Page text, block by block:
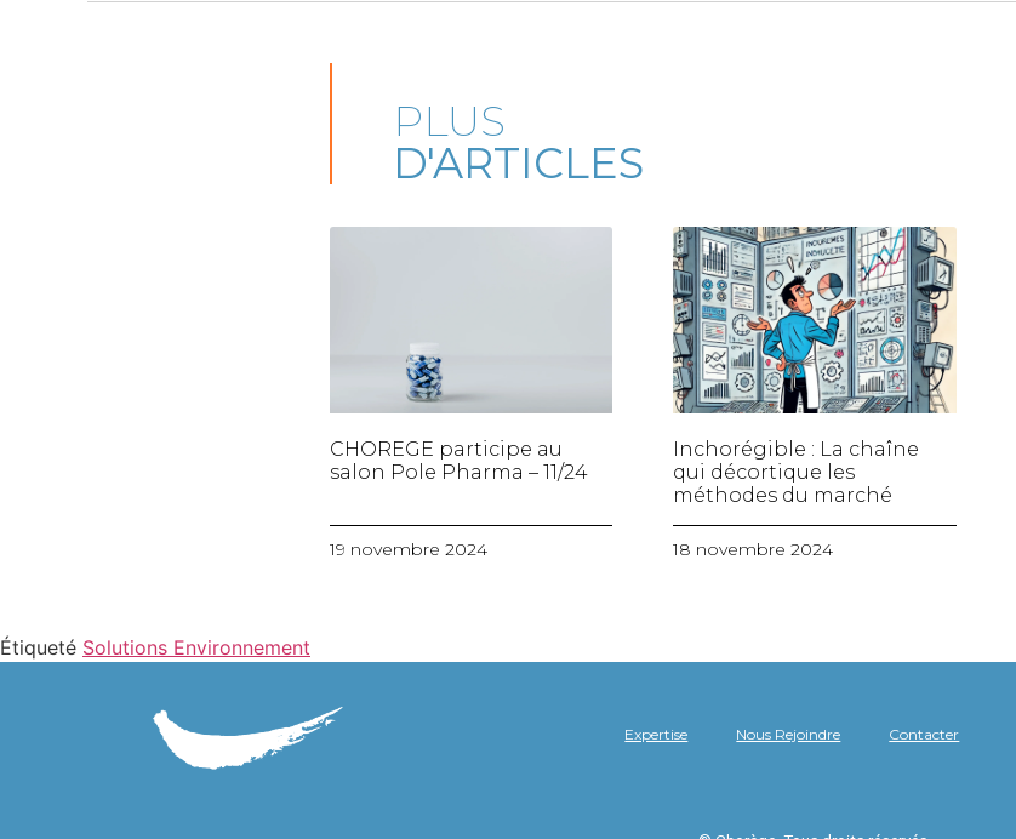
PLUS
D'ARTICLES
CHOREGE participe au
salon Pole Pharma – 11/24
19 novembre 2024
Inchorégible : La chaîne
qui décortique les
méthodes du marché
18 novembre 2024
Étiqueté Solutions Environnement
Expertise Nous Rejoindre Contacter